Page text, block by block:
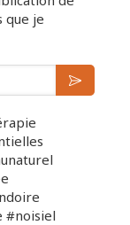
que je
#noisiel